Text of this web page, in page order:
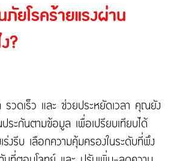
ยโรคร้ายแรงผ่าน
?
วดเร็ว และ ช่วยประหยัดเวลา คุณยัง
ระกันตามข้อมูล เพื่อเปรียบเทียบได้
ร่งรีบ เลือกความคุ้มครองในระดับที่พึง